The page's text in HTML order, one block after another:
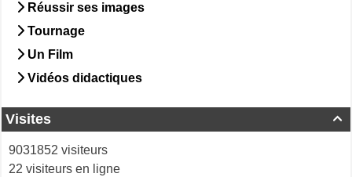
Réussir ses images
Tournage
Un Film
Vidéos didactiques

Visites
9031852 visiteurs
22 visiteurs en ligne